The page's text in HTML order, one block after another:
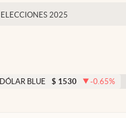
ELECCIONES 2025
DÓLAR BLUE $ 1530 -0.65%